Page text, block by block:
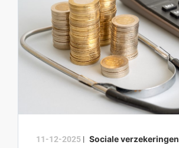
11-12-2025 | Sociale verzekeringen